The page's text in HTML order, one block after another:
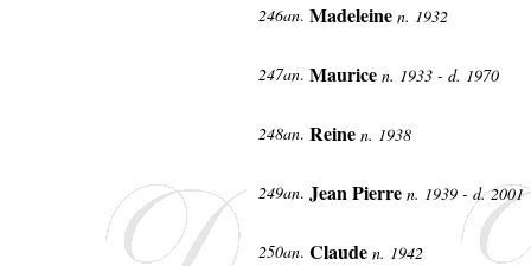
246an. Madeleine n. 1932
247an. Maurice n. 1933 - d. 1970
248an. Reine n. 1938
249an. Jean Pierre n. 1939 - d. 2001
250an. Claude n. 1942